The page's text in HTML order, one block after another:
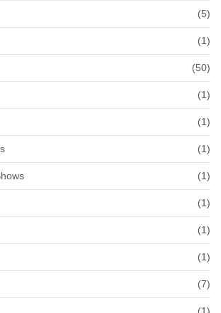
(5)
(1)
(50)
(1)
(1)
(1)
(1)
(1)
(1)
(1)
(7)
(1)